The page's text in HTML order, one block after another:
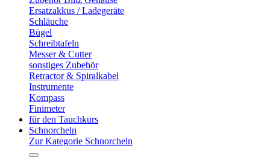
Ersatzakkus / Ladegeräte
Schläuche
Bügel
Schreibtafeln
Messer & Cutter
sonstiges Zubehör
Retractor & Spiralkabel
Instrumente
Kompass
Finimeter
für den Tauchkurs
Schnorcheln
Zur Kategorie Schnorcheln